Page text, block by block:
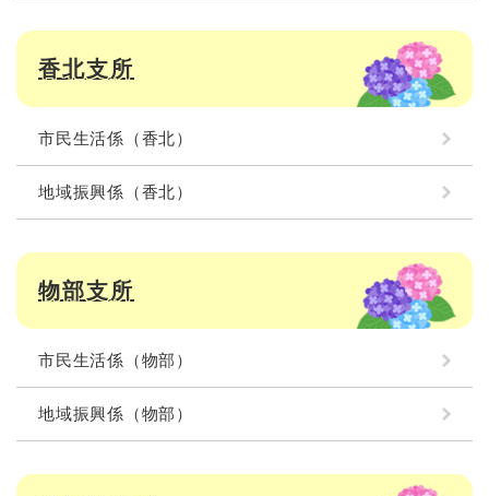
香北支所
市民生活係（香北）
地域振興係（香北）
物部支所
市民生活係（物部）
地域振興係（物部）